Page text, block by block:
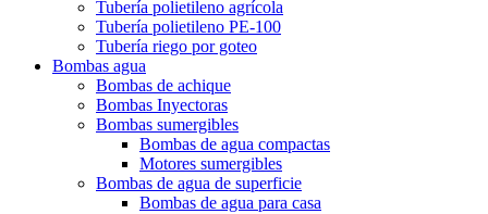
Tubería polietileno agrícola
Tubería polietileno PE-100
Tubería riego por goteo
Bombas agua
Bombas de achique
Bombas Inyectoras
Bombas sumergibles
Bombas de agua compactas
Motores sumergibles
Bombas de agua de superficie
Bombas de agua para casa